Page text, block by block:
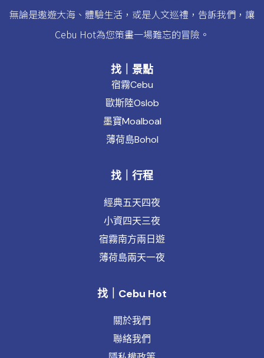
無論是遨遊大海、體驗生活，或是人文巡禮，告訴我們，讓
Cebu Hot為您策畫一場難忘的冒險。
找｜景點
宿霧Cebu
歐斯陸Oslob
墨寶Moalboal
薄荷島Bohol
找｜行程
經典五天四夜
小資四天三夜
宿霧南方兩日遊
薄荷島兩天一夜
找｜Cebu Hot
關於我們
聯絡我們